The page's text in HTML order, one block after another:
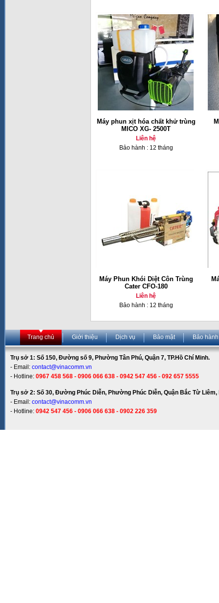
Máy phun xịt hóa chất khử trùng
MICO XG- 2500T
Liên hệ
Bảo hành : 12 tháng
Máy Phun Khói Diệt Côn Trùng
Cater CFO-180
Liên hệ
Bảo hành : 12 tháng
Trang chủ Giới thiệu Dịch vụ Bảo mật Bảo hành
Trụ sở 1: Số 150, Đường số 9, Phường Tân Phú, Quận 7, TP.Hồ Chí Minh.
- Email: contact@vinacomm.vn
- Hotline: 0967 458 568 - 0906 066 638 - 0942 547 456 - 092 657 5555
Trụ sở 2: Số 30, Đường Phúc Diễn, Phường Phúc Diễn, Quận Bắc Từ Liêm,
- Email: contact@vinacomm.vn
- Hotline: 0942 547 456 - 0906 066 638 - 0902 226 359